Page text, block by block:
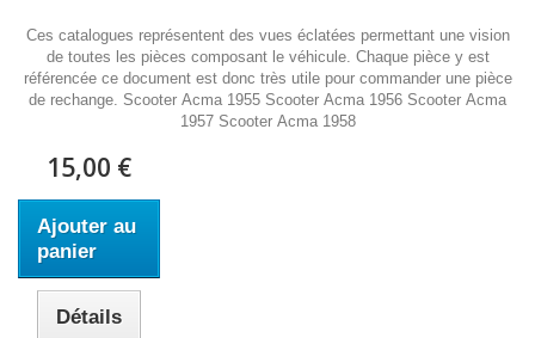
Ces catalogues représentent des vues éclatées permettant une vision
de toutes les pièces composant le véhicule. Chaque pièce y est
référencée ce document est donc très utile pour commander une pièce
de rechange. Scooter Acma 1955 Scooter Acma 1956 Scooter Acma
1957 Scooter Acma 1958
15,00 €
Ajouter au
panier
Détails